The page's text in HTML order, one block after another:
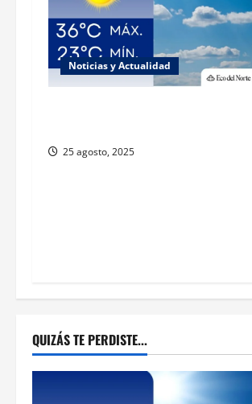
Noticias y Actualidad
25 agosto, 2025
QUIZÁS TE PERDISTE...